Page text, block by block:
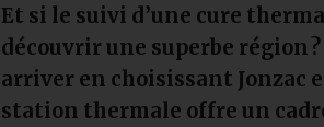
Et si le suivi d’une cure
découvrir une superbe région
arriver en choisissant Jonzac
station thermale offre un